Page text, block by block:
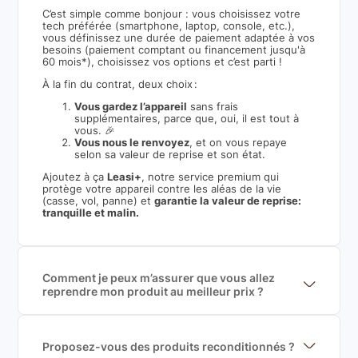
C’est simple comme bonjour : vous choisissez votre
tech préférée (smartphone, laptop, console, etc.),
vous définissez une durée de paiement adaptée à vos
besoins (paiement comptant ou financement jusqu'à
60 mois*), choisissez vos options et c’est parti !
À la fin du contrat, deux choix :
Vous gardez l’appareil sans frais
supplémentaires, parce que, oui, il est tout à
vous. 🎉
Vous nous le renvoyez, et on vous repaye
selon sa valeur de reprise et son état.
Ajoutez à ça Leasi+, notre service premium qui
protège votre appareil contre les aléas de la vie
(casse, vol, panne) etgarantie la valeur de reprise:
tranquille et malin.
Comment je peux m’assurer que vous allez
reprendre mon produit au meilleur prix ?
garantir le meilleur prix de rachat. De plus, nous
sommes rémunéré à la commission sur la valeur de
Proposez-vous des produits reconditionnés ?